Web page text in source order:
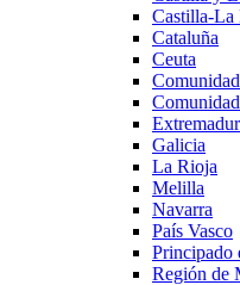
Castilla-La
Cataluña
Ceuta
Galicia
La Rioja
Melilla
Navarra
País Vasco
Principado
Región de